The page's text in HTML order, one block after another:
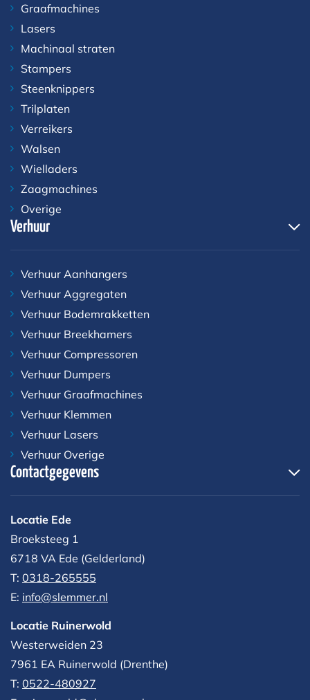
Graafmachines
Lasers
Machinaal straten
Stampers
Steenknippers
Trilplaten
Verreikers
Walsen
Wielladers
Zaagmachines
Overige
Verhuur
Verhuur Aanhangers
Verhuur Aggregaten
Verhuur Bodemrakketten
Verhuur Breekhamers
Verhuur Compressoren
Verhuur Dumpers
Verhuur Graafmachines
Verhuur Klemmen
Verhuur Lasers
Verhuur Overige
Contactgegevens
Locatie Ede
Broeksteeg 1
6718 VA Ede (Gelderland)
T: 0318-265555
E: info@slemmer.nl
Locatie Ruinerwold
Westerweiden 23
7961 EA Ruinerwold (Drenthe)
T: 0522-480927‬